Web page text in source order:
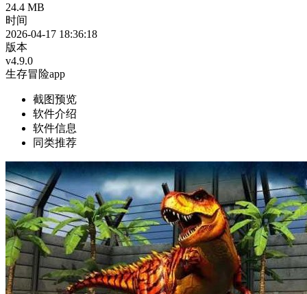
24.4 MB
时间
2026-04-17 18:36:18
版本
v4.9.0
生存冒险app
截图预览
软件介绍
软件信息
同类推荐